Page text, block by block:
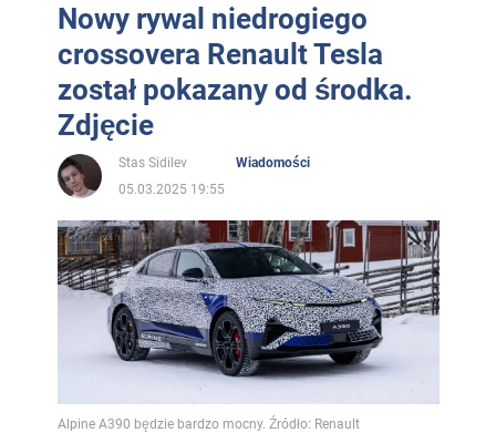
Nowy rywal niedrogiego
crossovera Renault Tesla
został pokazany od środka.
Zdjęcie
Stas Sidilev
Wiadomości
05.03.2025 19:55
Alpine A390 będzie bardzo mocny. Źródło: Renault